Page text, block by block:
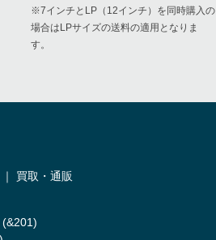
※7インチとLP（12インチ）を同時購入の
場合はLPサイズの送料の適用となりま
す。
買取・通販